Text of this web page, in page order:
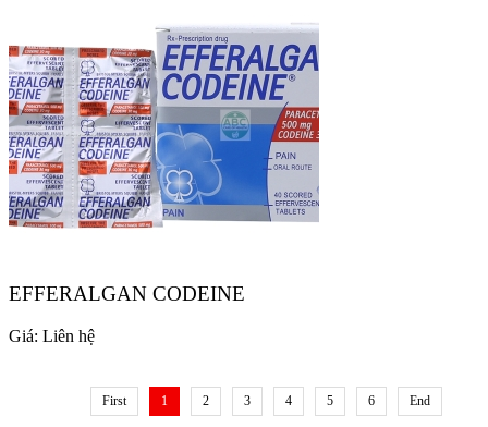
EFFERALGAN CODEINE
Giá: Liên hệ
First 1 2 3 4 5 6 End